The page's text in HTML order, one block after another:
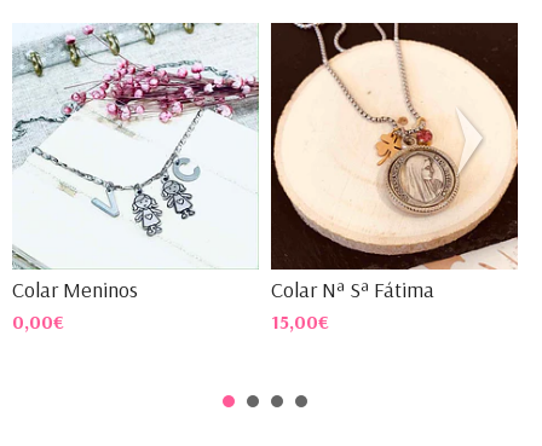
Colar Meninos
0,00€
Colar Nª Sª Fátima
15,00€